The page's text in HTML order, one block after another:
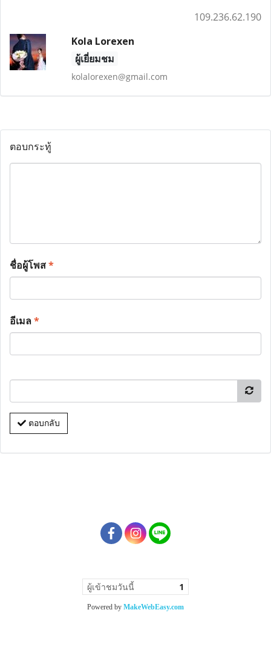
109.236.62.190
Kola Lorexen
ผู้เยี่ยมชม
kolalorexen@gmail.com
ตอบกระทู้
ชื่อผู้โพส*
อีเมล*
ตอบกลับ
ผู้เข้าชมวันนี้ 1
Powered by MakeWebEasy.com